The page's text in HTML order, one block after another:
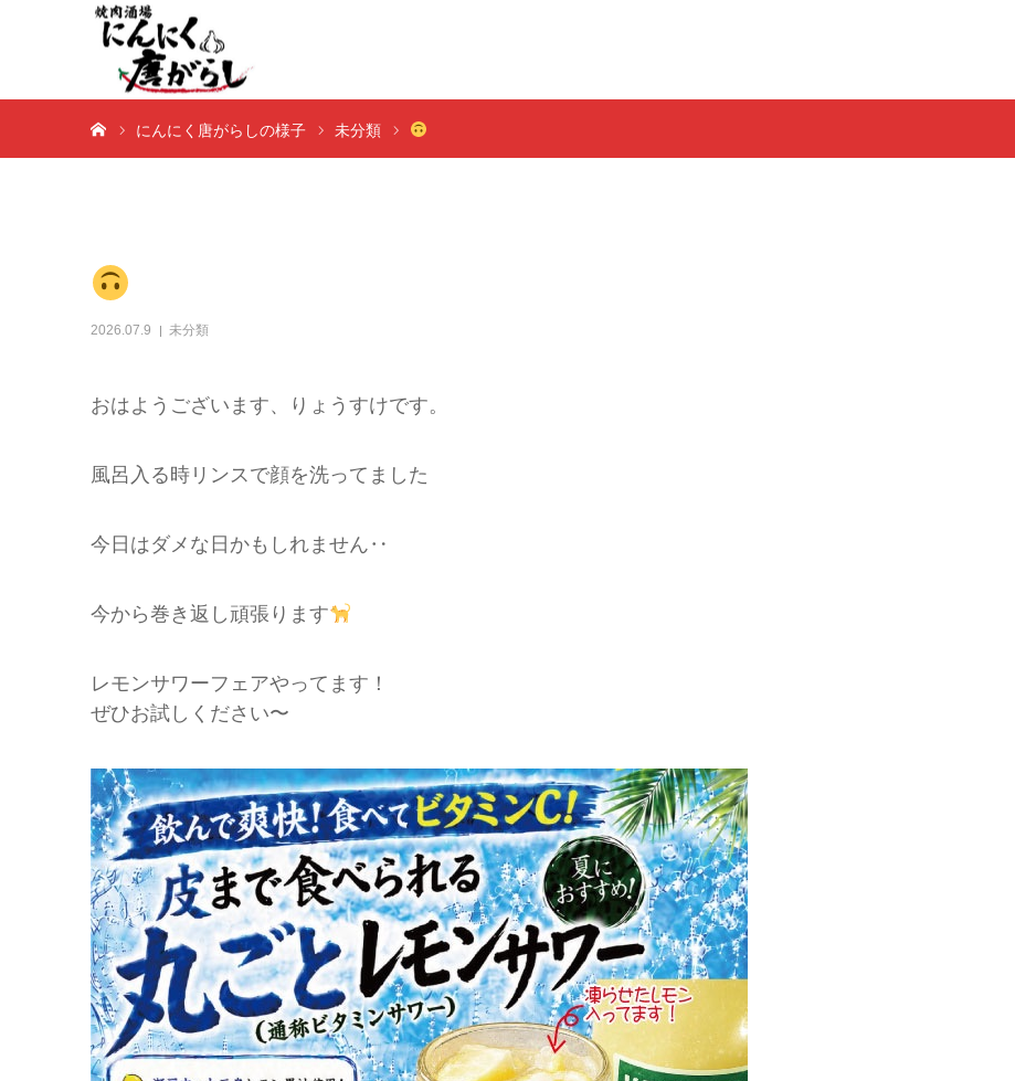
にんにく唐がらしの様子 未分類
2026.07.9 未分類
おはようございます、りょうすけです。
風呂入る時リンスで顔を洗ってました
今日はダメな日かもしれません‥
今から巻き返し頑張ります
レモンサワーフェアやってます！
ぜひお試しください〜